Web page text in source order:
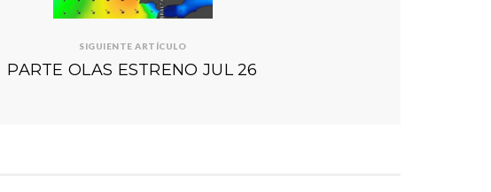
SIGUIENTE ARTÍCULO
PARTE OLAS ESTRENO JUL 26